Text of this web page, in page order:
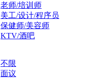
老师/培训师
美工/设计/程序员
保健师/美容师
KTV/酒吧
不限
面议